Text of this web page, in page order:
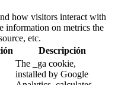
how visitors interact with
information on metrics the
etc.
Descripción
The _ga cookie,
installed by Google